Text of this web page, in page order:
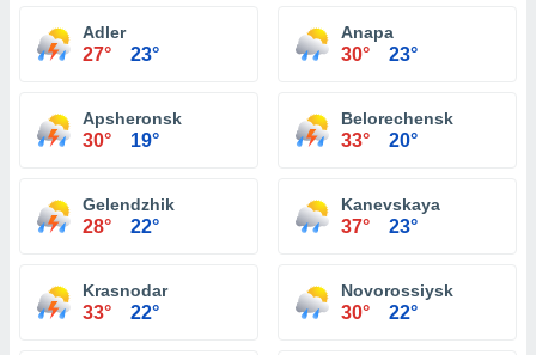
Adler
27° 23°
Anapa
30° 23°
Apsheronsk
30° 19°
Belorechensk
33° 20°
Gelendzhik
28° 22°
Kanevskaya
37° 23°
Krasnodar
33° 22°
Novorossiysk
30° 22°